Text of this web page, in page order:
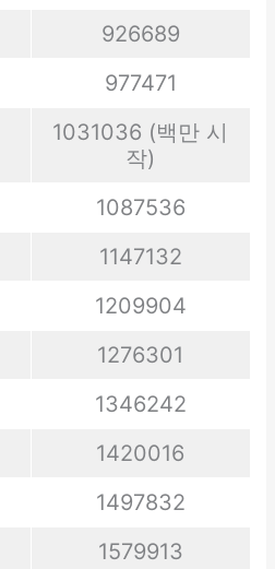
926689
977471
1031036 (백만 시
작)
1087536
1147132
1209904
1276301
1346242
1420016
1497832
1579913